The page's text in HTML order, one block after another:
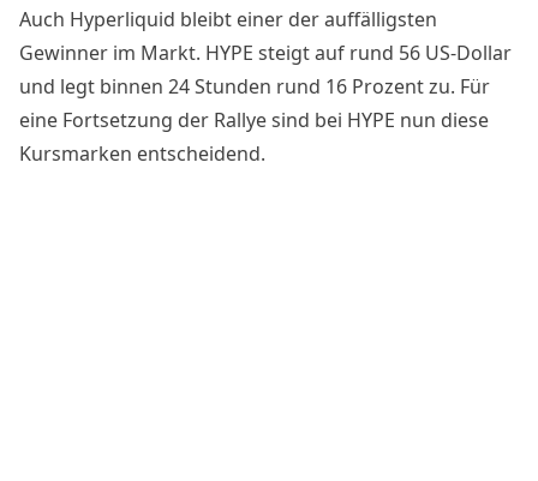
Auch Hyperliquid bleibt einer der auffälligsten
Gewinner im Markt. HYPE steigt auf rund 56 US-Dollar
und legt binnen 24 Stunden rund 16 Prozent zu. Für
eine Fortsetzung der Rallye sind bei HYPE nun diese
Kursmarken entscheidend.